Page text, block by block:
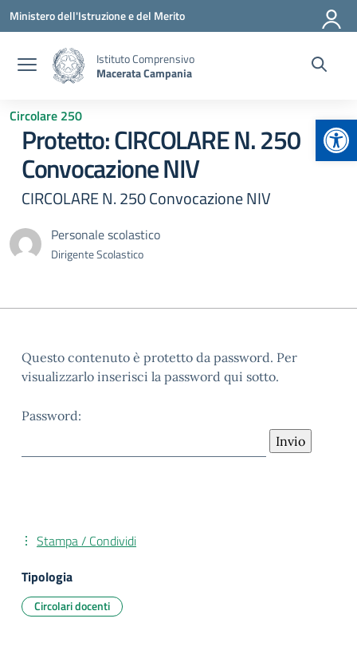
Vai ai contenuti
Vai al menu di navigazione
Vai al footer
Ministero dell'Istruzione e del Merito
Istituto Comprensivo
Macerata Campania
Circolare 250
Protetto: CIRCOLARE N. 250
Convocazione NIV
CIRCOLARE N. 250 Convocazione NIV
Personale scolastico
Dirigente Scolastico
Questo contenuto è protetto da password. Per
visualizzarlo inserisci la password qui sotto.
Password:
Stampa / Condividi
Tipologia
Circolari docenti